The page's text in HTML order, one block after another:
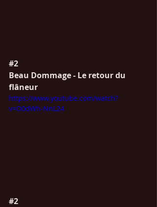
#2
Beau Dommage - Le retour du
flâneur
https://www.youtube.com/watch?
v=O0dWh-NnL24
#2